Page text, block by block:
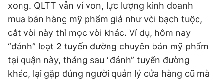
xong. QLTT vẫn ví von, lực lượng kinh doanh
mua bán hàng mỹ phẩm giả như vòi bạch tuộc,
cắt vòi này thì mọc vòi khác. Ví dụ, hôm nay
“đánh” loạt 2 tuyến đường chuyên bán mỹ phẩm
tại quận này, tháng sau “đánh” tuyến đường
khác, lại gặp đúng người quản lý cửa hàng cũ mà